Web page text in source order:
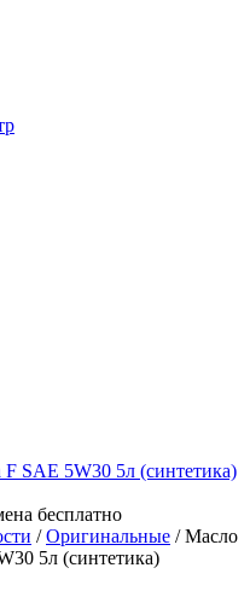
бесплатно
/Оригинальные /Масло
5л (синтетика)